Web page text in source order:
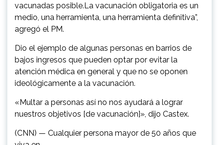
vacunadas posible.La vacunación obligatoria es un
medio, una herramienta, una herramienta definitiva”,
agregó el PM.
Dio el ejemplo de algunas personas en barrios de
bajos ingresos que pueden optar por evitar la
atención médica en general y que no se oponen
ideológicamente a la vacunación.
«Multar a personas así no nos ayudará a lograr
nuestros objetivos [de vacunación]», dijo Castex.
(CNN) — Cualquier persona mayor de 50 años que